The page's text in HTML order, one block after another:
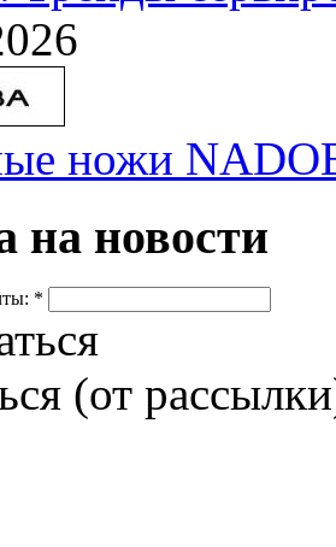
ножи
на новости
*
(от